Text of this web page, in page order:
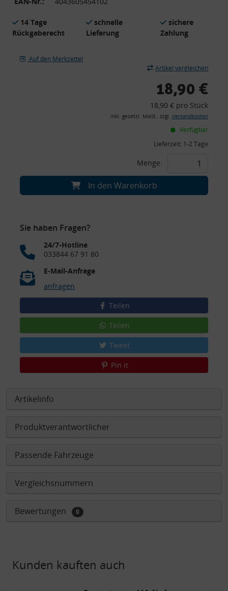
14 Tage
Rückgaberecht
schnelle
Lieferung
sichere
Zahlung
Auf den Merkzettel
Artikel vergleichen
18,90 €
18,90 € pro Stück
inkl. gesetzl. MwSt., zzgl. Versandkosten
Verfügbar
Lieferzeit: 1-2 Tage
Menge:
In den Warenkorb
Sie haben Fragen?
24/7-Hotline
033844 67 91 80
E-Mail-Anfrage
anfragen
Teilen
Teilen
Tweet
Pin it
Artikelinfo
Produktverantwortlicher
Passende Fahrzeuge
Vergleichsnummern
Bewertungen 0
Kunden kauften auch